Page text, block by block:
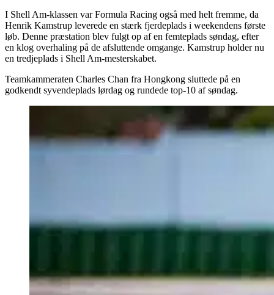
I Shell Am-klassen var Formula Racing også med helt fremme, da
Henrik Kamstrup leverede en stærk fjerdeplads i weekendens første
løb. Denne præstation blev fulgt op af en femteplads søndag, efter
en klog overhaling på de afsluttende omgange. Kamstrup holder nu
en tredjeplads i Shell Am-mesterskabet.
Teamkammeraten Charles Chan fra Hongkong sluttede på en
godkendt syvendeplads lørdag og rundede top-10 af søndag.